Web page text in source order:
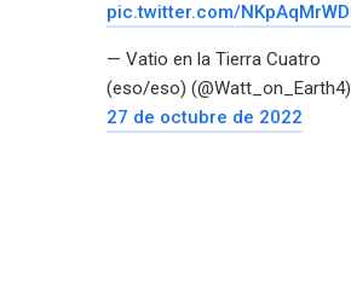
pic.twitter.com/
— Vatio en la Tierra Cuatro
(eso/eso) (@Watt_on_Earth4)
27 de octubre de 2022